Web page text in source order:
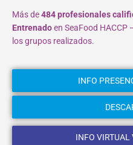
Más de484 profesionales
Entrenadoen SeaFood HACCP
los grupos realizados.
INFO
INFO VIRTUAL